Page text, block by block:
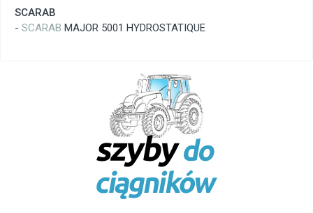
SCARAB
- SCARAB MAJOR 5001 HYDROSTATIQUE